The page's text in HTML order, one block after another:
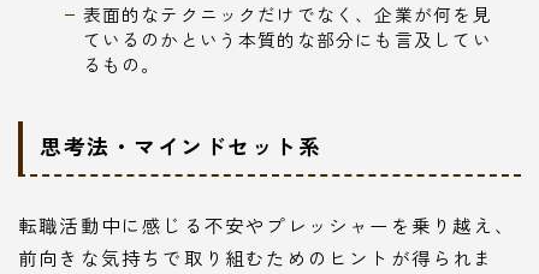
表面的なテクニックだけでなく、企業が何を見
ているのかという本質的な部分にも言及してい
るもの。
思考法・マインドセット系
転職活動中に感じる不安やプレッシャーを乗り越え、
前向きな気持ちで取り組むためのヒントが得られま